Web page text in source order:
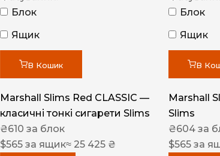
MAN
Arizona
Блок
Ящик
В Кошик
Marshall Slims Red CLASSIC —
класичні тонкі сигарети Slims
₴610 за блок
$565 за ящик≈ 25 425 ₴
Блок
Ящик
В
Marshall
Slims
₴604 за
$565 за